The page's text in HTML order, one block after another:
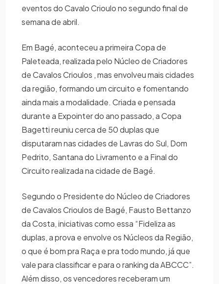
eventos do Cavalo Crioulo no segundo final de
semana de abril.
Em Bagé, aconteceu a primeira Copa de
Paleteada, realizada pelo Núcleo de Criadores
de Cavalos Crioulos , mas envolveu mais cidades
da região, formando um circuito e fomentando
ainda mais a modalidade. Criada e pensada
durante a Expointer do ano passado, a Copa
Bagetti reuniu cerca de 50 duplas que
disputaram nas cidades de Lavras do Sul, Dom
Pedrito, Santana do Livramento e a Final do
Circuito realizada na cidade de Bagé.
Segundo o Presidente do Núcleo de Criadores
de Cavalos Crioulos de Bagé, Fausto Bettanzo
da Costa, iniciativas como essa “Fideliza as
duplas, a prova e envolve os Núcleos da Região,
o que é bom pra Raça e pra todo mundo, já que
vale para classificar e para o ranking da ABCCC”.
Além disso, os vencedores receberam um